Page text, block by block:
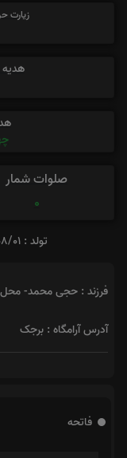
زیارت
صلوات شمار
0
تولد : 1334/08/01
فرزند : حجی محمد-
آدرس آرامگاه : برجک
فاتحه